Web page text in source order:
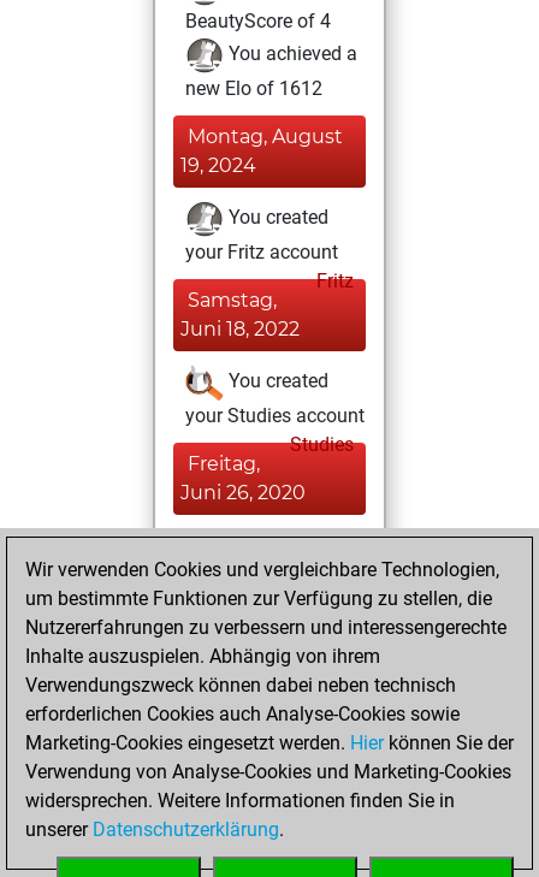
BeautyScore of 4
You achieved a
new Elo of 1612
Montag, August
19, 2024
You created
your Fritz account
Fritz
Samstag,
Juni 18, 2022
You created
your Studies account
Studies
Freitag,
Juni 26, 2020
You played 1
slow games
Play
You scored +1
=0 -0 in slow games
Donnerstag, Mai
28, 2020
You played 2
bullet games
Play
You scored +0
Wir verwenden Cookies und vergleichbare Technologien,
um bestimmte Funktionen zur Verfügung zu stellen, die
Nutzererfahrungen zu verbessern und interessengerechte
Inhalte auszuspielen. Abhängig von ihrem
Verwendungszweck können dabei neben technisch
erforderlichen Cookies auch Analyse-Cookies sowie
Marketing-Cookies eingesetzt werden. Hierkönnen Sie der
Verwendung von Analyse-Cookies und Marketing-Cookies
widersprechen. Weitere Informationen finden Sie in
unserer Datenschutzerklärung.